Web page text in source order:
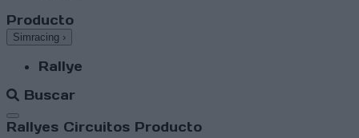
Producto
Simracing ›
Rallye
Buscar
Abrir menú
Rallyes Circuitos Producto